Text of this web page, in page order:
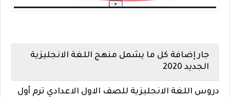
جار إضافة كل ما يشمل منهج اللغة الانجليزية
الجديد 2020
دروس اللغة الانجليزية للصف الاول الاعدادي ترم أول